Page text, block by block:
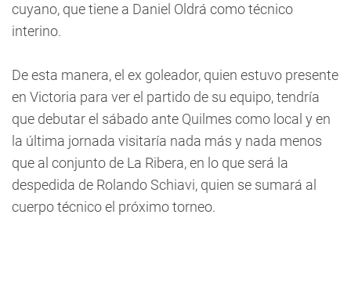
cuyano, que tiene a Daniel Oldrá como técnico
interino.
De esta manera, el ex goleador, quien estuvo presente
en Victoria para ver el partido de su equipo, tendría
que debutar el sábado ante Quilmes como local y en
la última jornada visitaría nada más y nada menos
que al conjunto de La Ribera, en lo que será la
despedida de Rolando Schiavi, quien se sumará al
cuerpo técnico el próximo torneo.